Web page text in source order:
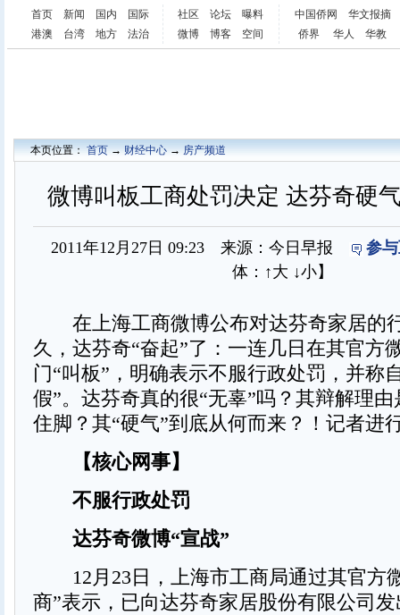
首页 新闻 国内
国际
港澳
台湾 地方 法治
社区 论坛
曝料
微博
博客 空间
中国侨网
华文报摘
侨界
华人 华教
本页位置：首页→财经中心→房产频道
微博叫板工商处罚决定 达芬奇硬
2011年12月27日 09:23 来源：今日早报
参
体： ↑大 ↓小】
在上海工商微博公布对达芬奇家居的
久，达芬奇“奋起”了：一连几日在其官方
门“叫板”，明确表示不服行政处罚，并称
假”。达芬奇真的很“无辜”吗？其辩解理
住脚？其“硬气”到底从何而来？！记者进
【核心网事】
不服行政处罚
达芬奇微博“宣战”
12月23日，上海市工商局通过其官方
商”表示，已向达芬奇家居股份有限公司